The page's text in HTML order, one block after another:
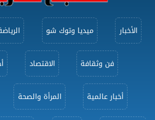
الأخبار ميديا وتوك شو
فن وثقافة الاقتصاد
أخبار عالمية المرأة والصحة